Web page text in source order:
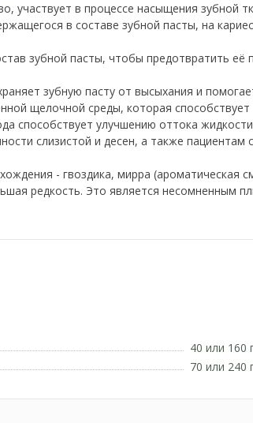
участвует в процессе насыщения зубной
в составе зубной пасты, на
зубной пасты, чтобы предотвратить
зубную пасту от высыхания и
щелочной среды, которая
способствует улучшению оттока
слизистой и десен, а также
- гвоздика, мирра (ароматическая
редкость. Это является несомненным
40 или 160
70 или 240